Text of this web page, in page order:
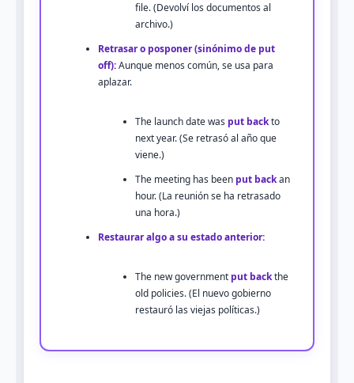
file. (Devolví los documentos al
archivo.)
Retrasar o posponer (sinónimo de put
off):Aunque menos común, se usa para
aplazar.
The launch date was put backto
next year. (Se retrasó al año que
viene.)
The meeting has been put backan
hour. (La reunión se ha retrasado
una hora.)
Restaurar algo a su estado anterior:
The new government put backthe
old policies. (El nuevo gobierno
restauró las viejas políticas.)